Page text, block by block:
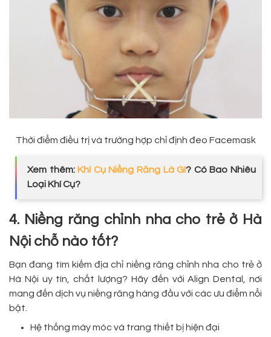
Thời điểm điều trị và trường hợp chỉ định đeo Facemask
Xem thêm:Khí Cụ Niềng Răng Là Gì? Có Bao Nhiêu
Loại Khí Cụ?
4. Niềng răng chỉnh nha cho trẻ ở Hà
Nội chỗ nào tốt?
Bạn đang tìm kiếm địa chỉ niềng răng chỉnh nha cho trẻ ở
Hà Nội uy tín, chất lượng? Hãy đến với Align Dental, nơi
mang đến dịch vụ niềng răng hàng đầu với các ưu điểm nổi
bật.
Hệ thống máy móc và trang thiết bị hiện đại